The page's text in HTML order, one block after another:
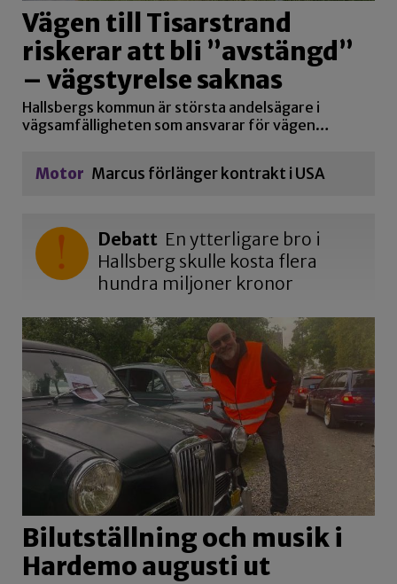
Vägen till Tisarstrand
riskerar att bli ”avstängd”
– vägstyrelse saknas
Hallsbergs kommun är största andelsägare i
vägsamfälligheten som ansvarar för vägen…
Motor Marcus förlänger kontrakt i USA
Debatt En ytterligare bro i
Hallsberg skulle kosta flera
hundra miljoner kronor
Bilutställning och musik i
Hardemo augusti ut